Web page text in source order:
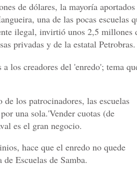
de dólares, la mayoría aportados
una de las pocas escuelas
ilegal, invirtió unos 2,5 millones
privadas y de la estatal Petrobras.
los creadores del 'enredo'; tema
los patrocinadores, las escuelas
una sola.'Vender cuotas (de
es el gran negocio.
hace que el enredo no quede
Escuelas de Samba.